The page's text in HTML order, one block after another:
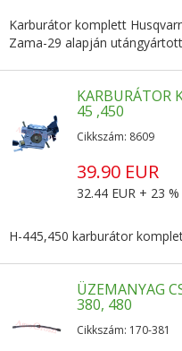
Karburátor komplett
Zama-29 alapján
KARBURÁTOR
45 ,450
Cikkszám: 8609
39.90 EUR
32.44 EUR + 23
H-445,450 karburátor
ÜZEMANYAG
380, 480
Cikkszám: 170-381